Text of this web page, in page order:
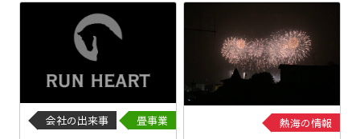
会社の出来事 畳事業 熱海の情報